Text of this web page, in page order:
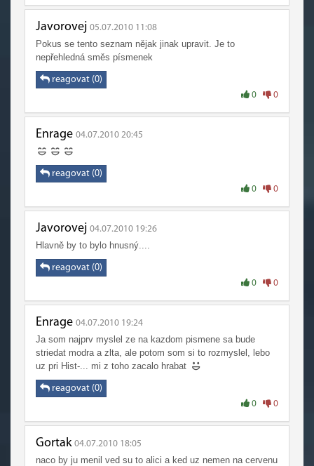
Javorovej 05.07.2010 11:08
Pokus se tento seznam nějak jinak upravit. Je to
nepřehledná směs písmenek
reagovat (0)
0 0
Enrage 04.07.2010 20:45
reagovat (0)
0 0
Javorovej 04.07.2010 19:26
Hlavně by to bylo hnusný....
reagovat (0)
0 0
Enrage 04.07.2010 19:24
Ja som najprv myslel ze na kazdom pismene sa bude
striedat modra a zlta, ale potom som si to rozmyslel, lebo
uz pri Hist-... mi z toho zacalo hrabat
reagovat (0)
0 0
Gortak 04.07.2010 18:05
naco by ju menil ved su to alici a ked uz nemen na cervenu